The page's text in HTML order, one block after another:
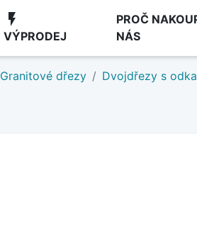
flash_on
VÝPRODEJ
PROČ
NÁS
Granitové dřezy Dvojdřezy s